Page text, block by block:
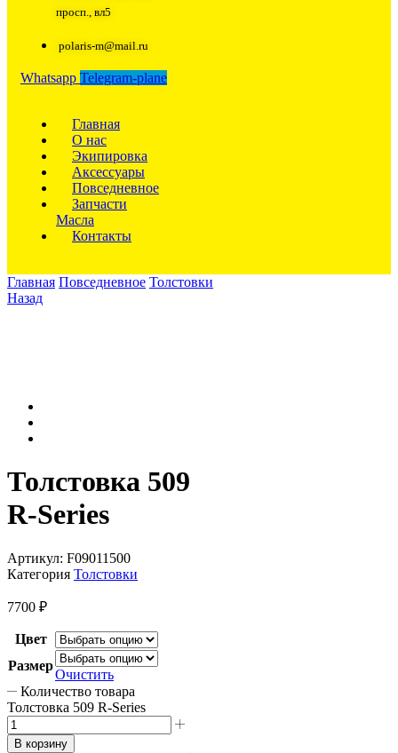
просп., вл5
polaris-m@mail.ru
Whatsapp Telegram-plane
Главная
О нас
Экипировка
Аксессуары
Повседневное
Запчасти
Масла
Контакты
Главная Повседневное Толстовки
Назад
Толстовка 509
R-Series
Артикул: F09011500
Категория Толстовки
7700 ₽
Цвет
Размер
Очистить
Количество товара
Толстовка 509 R-Series
В корзину